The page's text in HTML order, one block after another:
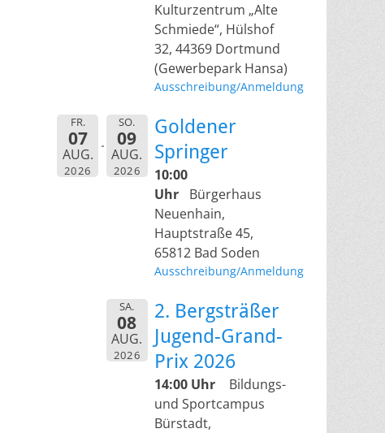
Kulturzentrum „Alte
Schmiede“, Hülshof
32, 44369 Dortmund
(Gewerbepark Hansa)
Ausschreibung/Anmeldung
FR.
07
AUG.
2026
SO.
09
AUG.
2026
Goldener
Springer
10:00
Uhr
Bürgerhaus
Neuenhain,
Hauptstraße 45,
65812 Bad Soden
Ausschreibung/Anmeldung
SA.
08
AUG.
2026
2. Bergsträßer
Jugend-Grand-
Prix 2026
14:00 Uhr
Bildungs-
und Sportcampus
Bürstadt,